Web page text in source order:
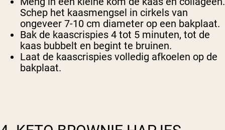
Schep het kaasmengsel in cirkels van
ongeveer 7-10 cm diameter op een bakplaat.
Bak de kaascrispies 4 tot 5 minuten, tot de
kaas bubbelt en begint te bruinen.
Laat de kaascrispies volledig afkoelen op de
bakplaat.